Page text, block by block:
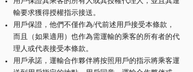
輸要求獲得授權指示接送。
用戶保證，他們不僅作為/代前述用戶接受本條款，
而且（如果適用）也作為需運輸的乘客的所有者的代
理人或代表接受本條款。
用戶承諾，運輸合作夥伴將按照用戶的指示將乘客運